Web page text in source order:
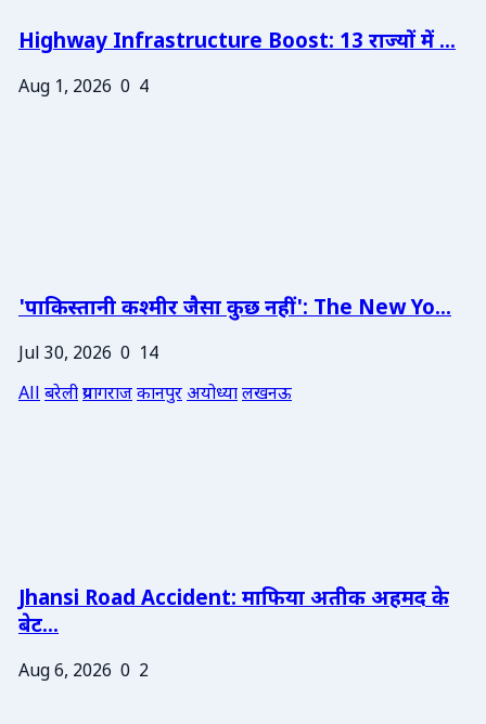
Highway Infrastructure Boost: 13 राज्यों में ...
Aug 1, 2026 0 4
'पाकिस्तानी कश्मीर जैसा कुछ नहीं': The New Yo...
Jul 30, 2026 0 14
Allबरेलीप्रयागराजकानपुरअयोध्यालखनऊ
Jhansi Road Accident: माफिया अतीक अहमद के
बेट...
Aug 6, 2026 0 2